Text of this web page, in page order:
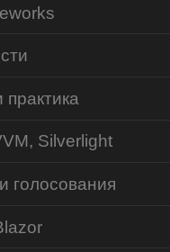
Silverlight
голосования